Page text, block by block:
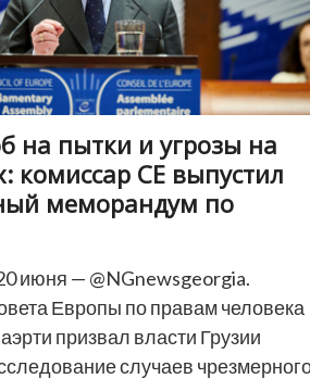
на пытки и угрозы на
комиссар СЕ выпустил
меморандум по
июня — @NGnewsgeorgia.
Европы по правам человека
призвал власти Грузии
случаев